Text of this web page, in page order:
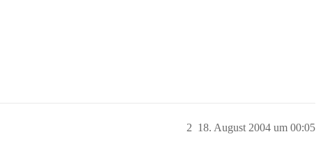
18. August 2004 um 00:05
2